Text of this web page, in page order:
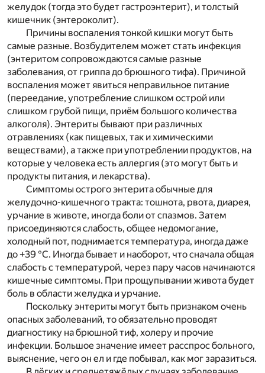
желудок (тогда это будет гастроэнтерит), и толстый
кишечник (энтероколит).
Причины воспаления тонкой кишки могут быть
самые разные. Возбудителем может стать инфекция
(энтеритом сопровождаются самые разные
заболевания, от гриппа до брюшного тифа). Причиной
воспаления может явиться неправильное питание
(переедание, употребление слишком острой или
слишком грубой пищи, приём большого количества
алкоголя). Энтериты бывают при различных
отравлениях (как пищевых, так и химическими
веществами), а также при употреблении продуктов, на
которые у человека есть аллергия (это могут быть и
продукты питания, и лекарства).
Симптомы острого энтерита обычные для
желудочно-кишечного тракта: тошнота, рвота, диарея,
урчание в животе, иногда боли от спазмов. Затем
присоединяются слабость, общее недомогание,
холодный пот, поднимается температура, иногда даже
до +39 °C. Иногда бывает и наоборот, что сначала общая
слабость с температурой, через пару часов начинаются
кишечные симптомы. При прощупывании живота будет
боль в области желудка и урчание.
Поскольку энтериты могут быть признаком очень
опасных заболеваний, то обязательно проводят
диагностику на брюшной тиф, холеру и прочие
инфекции. Большое значение имеет расспрос больного,
выяснение, чего он ел и где побывал, как мог заразиться.